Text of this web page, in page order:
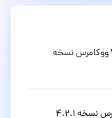
قالب فروشگاهی چندمنظوره وودمارت WoodMart ووکامرس نسخه